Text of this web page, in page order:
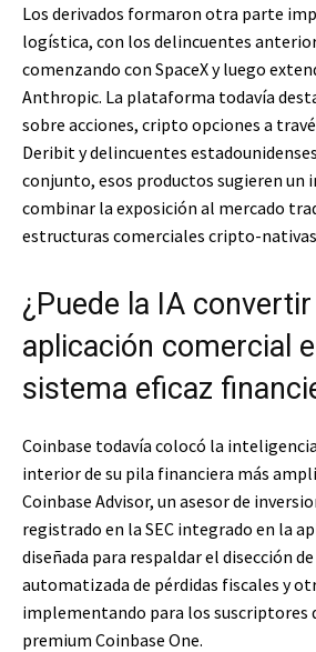
Los derivados formaron otra parte
logística, con los delincuentes
comenzando con SpaceX y luego
Anthropic. La plataforma todavía
sobre acciones, cripto opciones a
Deribit y delincuentes
conjunto, esos productos sugieren un
combinar la exposición al mercado
estructuras comerciales cripto-
¿Puede la IA
aplicación comercial
sistema eficaz
Coinbase todavía colocó la
interior de su pila financiera más
Coinbase Advisor, un asesor de
registrado en la SEC integrado en la
diseñada para respaldar el disección
automatizada de pérdidas fiscales y
implementando para los suscriptores
premium Coinbase One.